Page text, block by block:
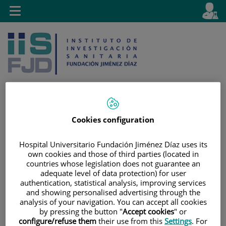
Saltar al contenido
contenido
idioma
activo
es
Toggle
navigation
Cookies configuration
Hospital Universitario Fundación Jiménez Díaz uses its
own cookies and those of third parties (located in
countries whose legislation does not guarantee an
adequate level of data protection) for user
authentication, statistical analysis, improving services
and showing personalised advertising through the
analysis of your navigation. You can accept all cookies
by pressing the button "Accept cookies" or
configure/refuse them their use from this Settings. For